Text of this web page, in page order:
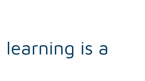
learning is a